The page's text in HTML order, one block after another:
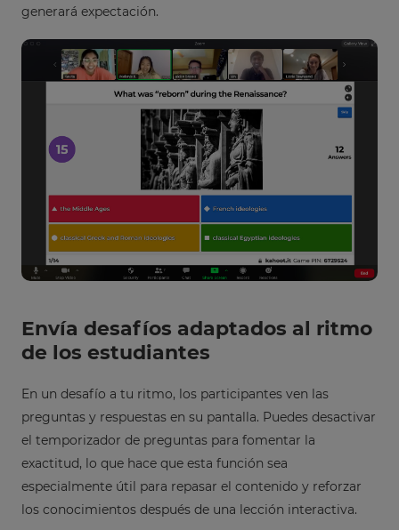
generará expectación.
Envía desafíos adaptados al ritmo
de los estudiantes
En un desafío a tu ritmo, los participantes ven las
preguntas y respuestas en su pantalla. Puedes desactivar
el temporizador de preguntas para fomentar la
exactitud, lo que hace que esta función sea
especialmente útil para repasar el contenido y reforzar
los conocimientos después de una lección interactiva.